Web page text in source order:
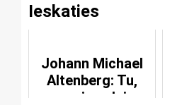
Ieskaties
Johann Michael
Altenberg: Tu,
mazais pulciņ,